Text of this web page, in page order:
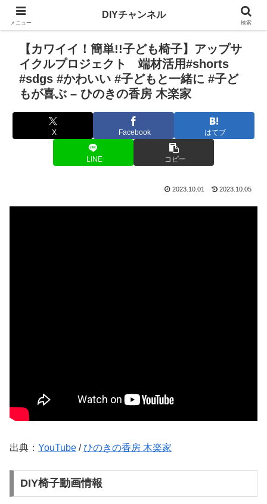
【カワイイ！簡単!!子ども椅子】アップサ
イクルプロジェクト 端材活用#shorts
#sdgs #かわいい #子どもと一緒に #子ど
もが喜ぶ – ひのきの香房 木楽家
X Facebook はてブ
LINE コピー
2023.10.01 2023.10.05
出典： YouTube /ひのきの香房 木楽家
DIY椅子動画情報
メニュー
DIYチャンネル
検索